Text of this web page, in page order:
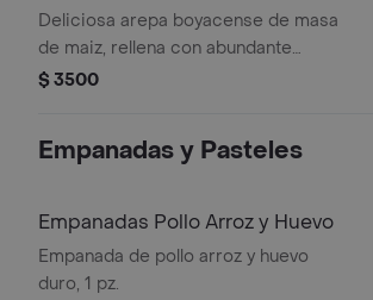
Deliciosa arepa boyacense de masa
de maiz, rellena con abundante
cuajada fresca y horneada hasta
un sabor irresistible.
$ 3500
Empanadas y Pasteles
Empanadas Pollo Arroz y Huevo
Empanada de pollo arroz y huevo
duro, 1 pz.